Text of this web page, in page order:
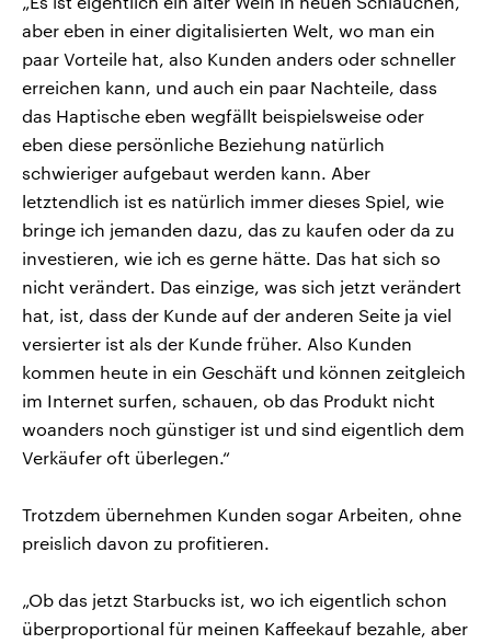
aber eben in einer digitalisierten Welt, wo man ein
paar Vorteile hat, also Kunden anders oder schneller
erreichen kann, und auch ein paar Nachteile, dass
das Haptische eben wegfällt beispielsweise oder
eben diese persönliche Beziehung natürlich
schwieriger aufgebaut werden kann. Aber
letztendlich ist es natürlich immer dieses Spiel, wie
bringe ich jemanden dazu, das zu kaufen oder da zu
investieren, wie ich es gerne hätte. Das hat sich so
nicht verändert. Das einzige, was sich jetzt verändert
hat, ist, dass der Kunde auf der anderen Seite ja viel
versierter ist als der Kunde früher. Also Kunden
kommen heute in ein Geschäft und können zeitgleich
im Internet surfen, schauen, ob das Produkt nicht
woanders noch günstiger ist und sind eigentlich dem
Verkäufer oft überlegen.“
Trotzdem übernehmen Kunden sogar Arbeiten, ohne
preislich davon zu profitieren.
„Ob das jetzt Starbucks ist, wo ich eigentlich schon
überproportional für meinen Kaffeekauf bezahle, aber